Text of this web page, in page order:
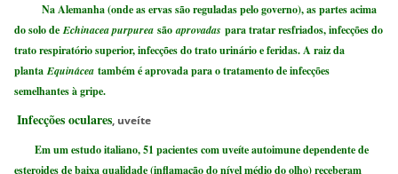
Na Alemanha (onde as ervas são reguladas pelo governo), as partes acima
do solo deEchinacea purpurea sãoaprovadas para tratar resfriados, infecções do
trato respiratório superior, infecções do trato urinário e feridas. A raiz da
plantaEquinácea também é aprovada para o tratamento de infecções
semelhantes à gripe.
Infecções oculares, uveíte
Em um estudo italiano, 51 pacientes com uveíte autoimune dependente de
esteroides de baixa qualidade (inflamação do nível médio do olho) receberam